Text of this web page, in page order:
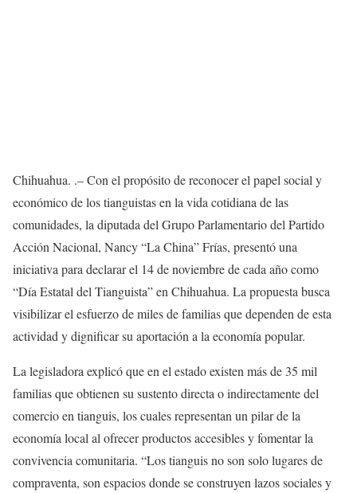
Chihuahua. .– Con el propósito de reconocer el papel social y
económico de los tianguistas en la vida cotidiana de las
comunidades, la diputada del Grupo Parlamentario del Partido
Acción Nacional, Nancy “La China” Frías, presentó una
iniciativa para declarar el 14 de noviembre de cada año como
“Día Estatal del Tianguista” en Chihuahua. La propuesta busca
visibilizar el esfuerzo de miles de familias que dependen de esta
actividad y dignificar su aportación a la economía popular.
La legisladora explicó que en el estado existen más de 35 mil
familias que obtienen su sustento directa o indirectamente del
comercio en tianguis, los cuales representan un pilar de la
economía local al ofrecer productos accesibles y fomentar la
convivencia comunitaria. “Los tianguis no son solo lugares de
compraventa, son espacios donde se construyen lazos sociales y